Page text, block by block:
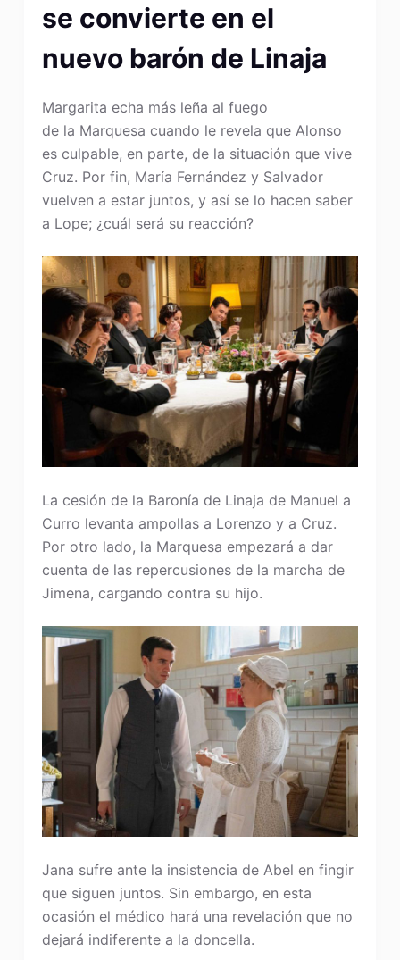
se convierte en el
nuevo barón de Linaja
Margarita echa más leña al fuego
de la Marquesa cuando le revela que Alonso
es culpable, en parte, de la situación que vive
Cruz. Por fin, María Fernández y Salvador
vuelven a estar juntos, y así se lo hacen saber
a Lope; ¿cuál será su reacción?
La cesión de la Baronía de Linaja de Manuel a
Curro levanta ampollas a Lorenzo y a Cruz.
Por otro lado, la Marquesa empezará a dar
cuenta de las repercusiones de la marcha de
Jimena, cargando contra su hijo.
Jana sufre ante la insistencia de Abel en fingir
que siguen juntos. Sin embargo, en esta
ocasión el médico hará una revelación que no
dejará indiferente a la doncella.